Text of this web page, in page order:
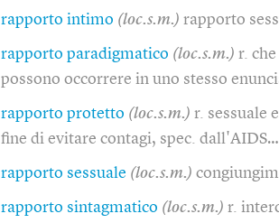
rapporto intimo (loc.s.m.) rapporto
rapporto paradigmatico (loc.s.m.) r.
possono occorrere in uno stesso
rapporto protetto (loc.s.m.) r. sessuale
fine di evitare contagi, spec. dall'AIDS…
rapporto sessuale (loc.s.m.)
rapporto sintagmatico (loc.s.m.) r.